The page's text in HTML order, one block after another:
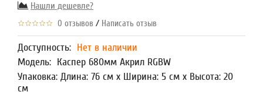
Нашли дешевле?
0 отзывов / Написать отзыв
Доступность: Нет в наличии
Модель: Каспер 680мм Акрил RGBW
Упаковка: Длина: 76 см x Ширина: 5 см x Высота: 20
см